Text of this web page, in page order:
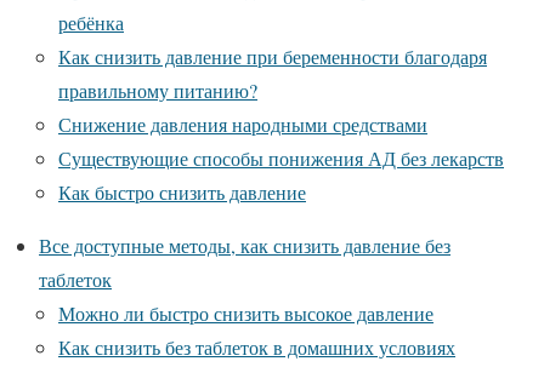
ребёнка
Как снизить давление при беременности благодаря
правильному питанию?
Снижение давления народными средствами
Существующие способы понижения АД без лекарств
Как быстро снизить давление
Все доступные методы, как снизить давление без
таблеток
Можно ли быстро снизить высокое давление
Как снизить без таблеток в домашних условиях